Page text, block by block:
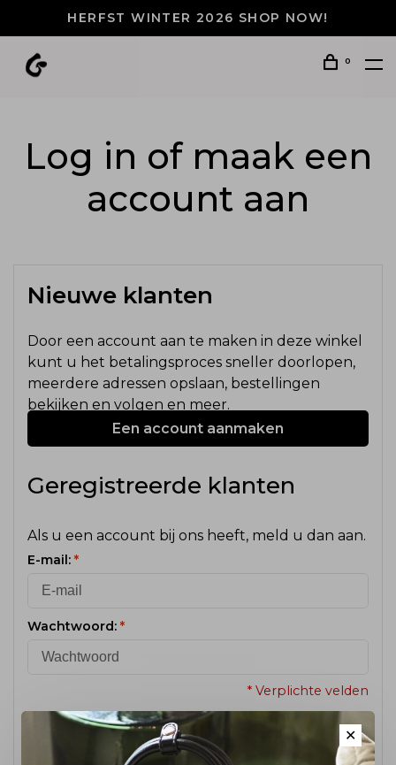
HERFST WINTER 2026 SHOP NOW!
0
Log in of maak een
account aan
Nieuwe klanten
Door een account aan te maken in deze winkel
kunt u het betalingsproces sneller doorlopen,
meerdere adressen opslaan, bestellingen
bekijken en volgen en meer.
Een account aanmaken
Geregistreerde klanten
Als u een account bij ons heeft, meld u dan aan.
E-mail: *
Wachtwoord: *
* Verplichte velden
Wachtwoord vergeten? ✕